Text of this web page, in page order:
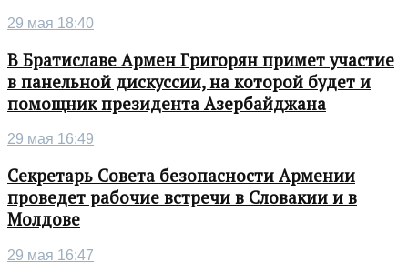
29 мая 18:40
В Братиславе Армен Григорян примет участие
в панельной дискуссии, на которой будет и
помощник президента Азербайджана
29 мая 16:49
Секретарь Совета безопасности Армении
проведет рабочие встречи в Словакии и в
Молдове
29 мая 16:47